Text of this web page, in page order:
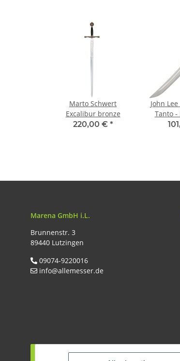
Marto Schwert
Excalibur bronze
220,00 € *
John
Tanto -
Marena GmbH i.L.
Brunnenstr. 3
89440 Lutzingen
09074-9220016
info@allemesser.de
Vertrag widerrufen